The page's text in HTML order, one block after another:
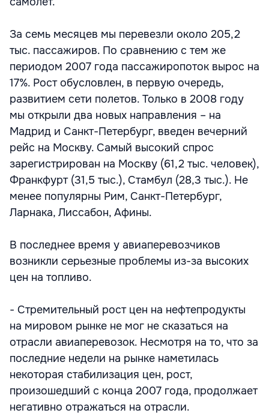
За семь месяцев мы перевезли около 205,2
тыс. пассажиров. По сравнению с тем же
периодом 2007 года пассажиропоток вырос на
17%. Рост обусловлен, в первую очередь,
развитием сети полетов. Только в 2008 году
мы открыли два новых направления – на
Мадрид и Санкт-Петербург, введен вечерний
рейс на Москву. Самый высокий спрос
зарегистрирован на Москву (61,2 тыс. человек),
Франкфурт (31,5 тыс.), Стамбул (28,3 тыс.). Не
менее популярны Рим, Санкт-Петербург,
Ларнака, Лиссабон, Афины.
В последнее время у авиаперевозчиков
возникли серьезные проблемы из-за высоких
цен на топливо.
- Стремительный рост цен на нефтепродукты
на мировом рынке не мог не сказаться на
отрасли авиаперевозок. Несмотря на то, что за
последние недели на рынке наметилась
некоторая стабилизация цен, рост,
произошедший с конца 2007 года, продолжает
негативно отражаться на отрасли.